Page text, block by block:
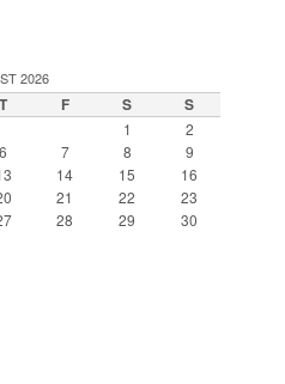
2026
T F S S
1
2
6 7 8
9
14 15
16
21 22
23
28 29
30